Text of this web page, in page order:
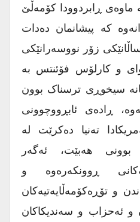
ڕابردوودا کۆمەڵێ
کە پیشانمان دەدات
زۆر نووسەرانێکی
و کارلۆس فۆئنتس بە
سیخوڕی ترسناک بوون
ڕادەی ئابڕووچوونی
تەنیا دەکرێت لە
بوونی هەبێت، ئەگەر
ڕوونکەرەوە و
و تۆڕەکۆمەڵایەتیەکان
ئەحزاب و سەندیکاکان